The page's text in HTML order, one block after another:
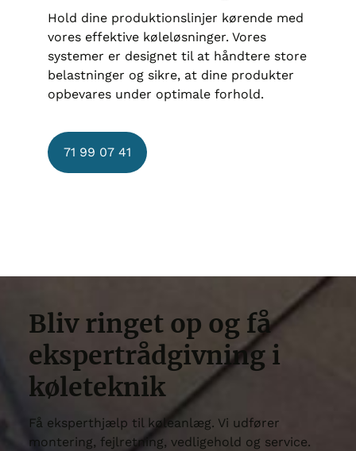
Hold dine produktionslinjer kørende med
vores effektive køleløsninger. Vores
systemer er designet til at håndtere store
belastninger og sikre, at dine produkter
opbevares under optimale forhold.
71 99 07 41
Bliv ringet op og få
ekspertrådgivning i
køleteknik
Få eksperthjælp til køleanlæg. Vi udfører
montering, fejlretning, vedligehold og service.